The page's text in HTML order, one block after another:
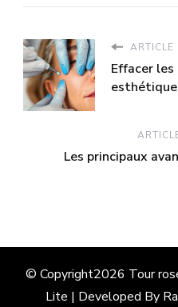
ARTICLE
Effacer
esthétique
Les principaux
© Copyright2026 Tour
Lite | Developed By